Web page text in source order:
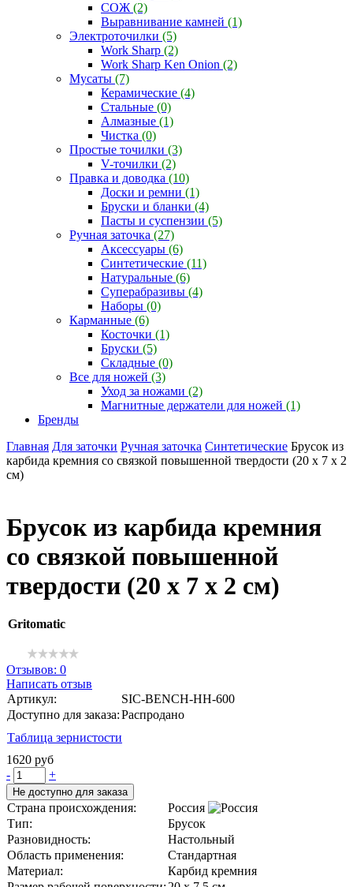
СОЖ (2)
Выравнивание камней (1)
Электроточилки (5)
Work Sharp (2)
Work Sharp Ken Onion (2)
Мусаты (7)
Керамические (4)
Стальные (0)
Алмазные (1)
Чистка (0)
Простые точилки (3)
V-точилки (2)
Правка и доводка (10)
Доски и ремни (1)
Бруски и бланки (4)
Пасты и суспензии (5)
Ручная заточка (27)
Аксессуары (6)
Синтетические (11)
Натуральные (6)
Суперабразивы (4)
Наборы (0)
Карманные (6)
Косточки (1)
Бруски (5)
Складные (0)
Все для ножей (3)
Уход за ножами (2)
Магнитные держатели для ножей (1)
Бренды
Главная Для заточки Ручная заточка Синтетические Брусок из
карбида кремния со связкой повышенной твердости (20 x 7 x 2
см)
Брусок из карбида кремния
со связкой повышенной
твердости (20 x 7 x 2 см)
Gritomatic
Отзывов: 0
Написать отзыв
Артикул:
SIC-BENCH-HH-600
Доступно для заказа:Распродано
Таблица зернистости
1620 руб
-
+
Не доступно для заказа
Страна происхождения:
Россия
Тип:
Брусок
Разновидность:
Настольный
Область применения:
Стандартная
Материал:
Карбид кремния